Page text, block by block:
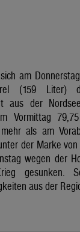
am
(159 Liter)
aus der
Vormittag
als am
der Marke
wegen der
gesunken.
aus der